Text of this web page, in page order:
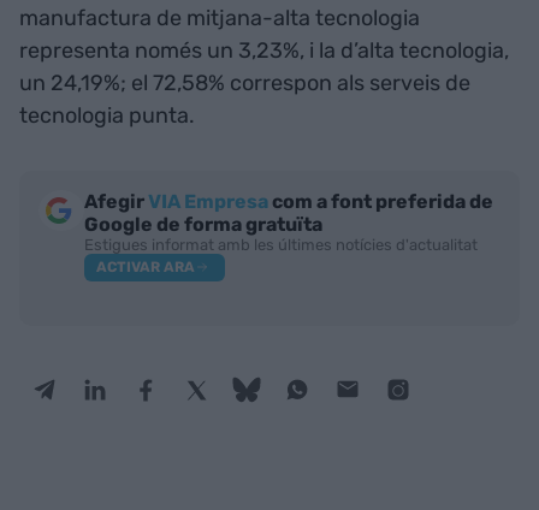
manufactura de mitjana-alta tecnologia
representa només un 3,23%, i la d’alta tecnologia,
un 24,19%; el 72,58% correspon als serveis de
tecnologia punta.
AfegirVIA Empresa com a font preferida de
Google de forma gratuïta
Estigues informat amb les últimes notícies d'actualitat
ACTIVAR ARA